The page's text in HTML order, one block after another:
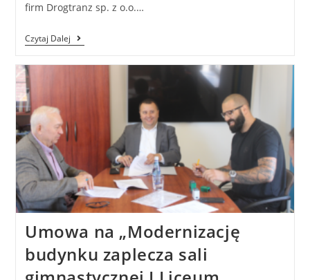
firm Drogtranz sp. z o.o.…
Czytaj Dalej
Umowa na „Modernizację
budynku zaplecza sali